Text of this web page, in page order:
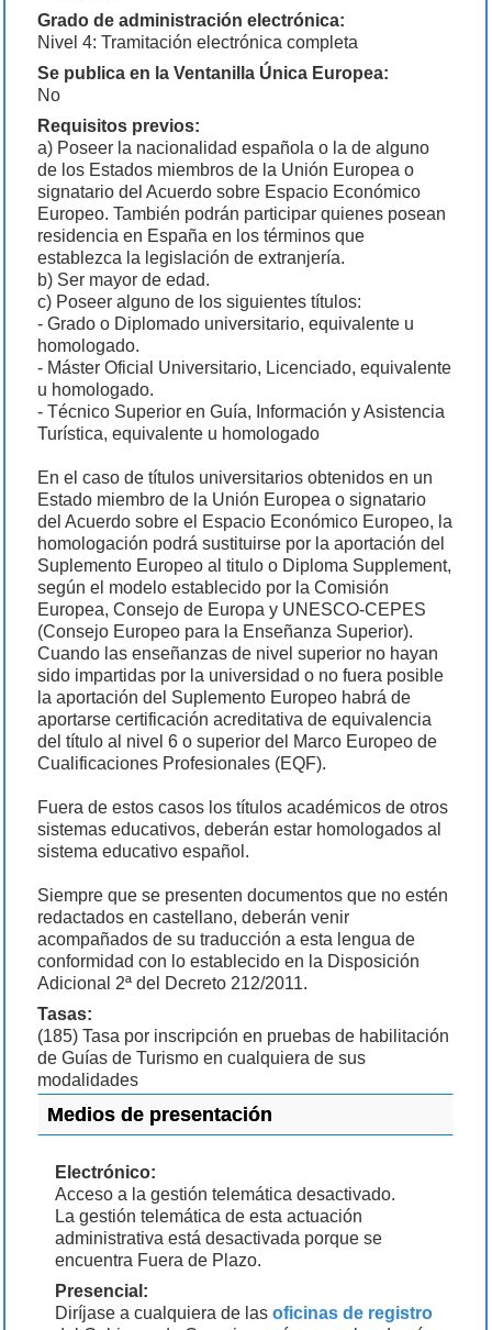
Grado de administración electrónica:
Nivel 4: Tramitación electrónica completa
Se publica en la Ventanilla Única Europea:
No
Requisitos previos:
a) Poseer la nacionalidad española o la de alguno
de los Estados miembros de la Unión Europea o
signatario del Acuerdo sobre Espacio Económico
Europeo. También podrán participar quienes posean
residencia en España en los términos que
establezca la legislación de extranjería.
b) Ser mayor de edad.
c) Poseer alguno de los siguientes títulos:
- Grado o Diplomado universitario, equivalente u
homologado.
- Máster Oficial Universitario, Licenciado, equivalente
u homologado.
- Técnico Superior en Guía, Información y Asistencia
Turística, equivalente u homologado
En el caso de títulos universitarios obtenidos en un
Estado miembro de la Unión Europea o signatario
del Acuerdo sobre el Espacio Económico Europeo, la
homologación podrá sustituirse por la aportación del
Suplemento Europeo al titulo o Diploma Supplement,
según el modelo establecido por la Comisión
Europea, Consejo de Europa y UNESCO-CEPES
(Consejo Europeo para la Enseñanza Superior).
Cuando las enseñanzas de nivel superior no hayan
sido impartidas por la universidad o no fuera posible
la aportación del Suplemento Europeo habrá de
aportarse certificación acreditativa de equivalencia
del título al nivel 6 o superior del Marco Europeo de
Cualificaciones Profesionales (EQF).
Fuera de estos casos los títulos académicos de otros
sistemas educativos, deberán estar homologados al
sistema educativo español.
Siempre que se presenten documentos que no estén
redactados en castellano, deberán venir
acompañados de su traducción a esta lengua de
conformidad con lo establecido en la Disposición
Adicional 2ª del Decreto 212/2011.
Tasas:
(185) Tasa por inscripción en pruebas de habilitación
de Guías de Turismo en cualquiera de sus
modalidades
Medios de presentación
Electrónico:
Acceso a la gestión telemática desactivado.
La gestión telemática de esta actuación
administrativa está desactivada porque se
encuentra Fuera de Plazo.
Presencial:
Diríjase a cualquiera de lasoficinas de registro